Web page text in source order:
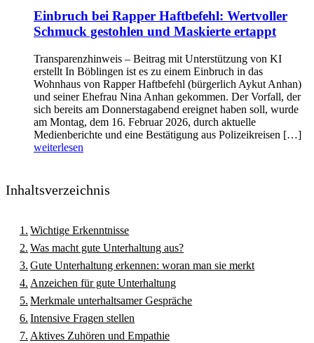
Einbruch bei Rapper Haftbefehl: Wertvoller
Schmuck gestohlen und Maskierte ertappt
Transparenzhinweis – Beitrag mit Unterstützung von KI
erstellt In Böblingen ist es zu einem Einbruch in das
Wohnhaus von Rapper Haftbefehl (bürgerlich Aykut Anhan)
und seiner Ehefrau Nina Anhan gekommen. Der Vorfall, der
sich bereits am Donnerstagabend ereignet haben soll, wurde
am Montag, dem 16. Februar 2026, durch aktuelle
Medienberichte und eine Bestätigung aus Polizeikreisen […]
weiterlesen
Inhaltsverzeichnis
Wichtige Erkenntnisse
Was macht gute Unterhaltung aus?
Gute Unterhaltung erkennen: woran man sie merkt
Anzeichen für gute Unterhaltung
Merkmale unterhaltsamer Gespräche
Intensive Fragen stellen
Aktives Zuhören und Empathie